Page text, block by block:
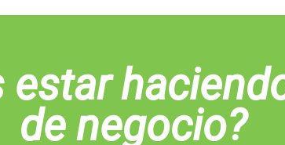
estar
de negocio?